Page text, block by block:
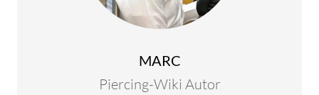
MARC
Piercing-Wiki Autor